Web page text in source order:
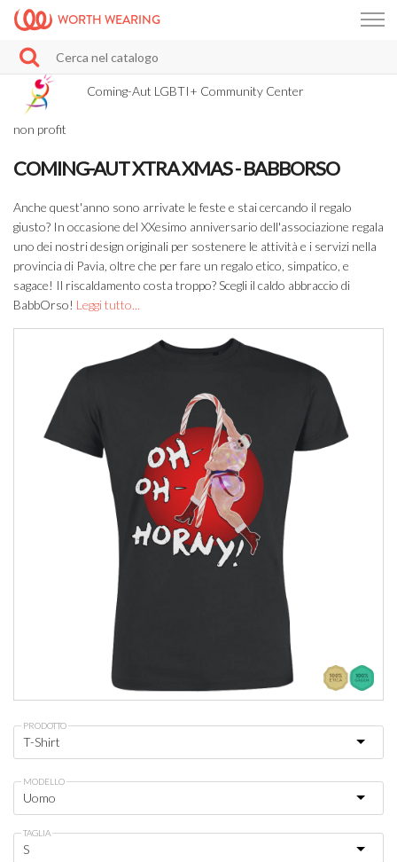
WORTH WEARING
Coming-Aut LGBTI+ Community Center
non profit
COMING-AUT XTRA XMAS - BABBORSO
Anche quest'anno sono arrivate le feste e stai cercando il regalo
giusto? In occasione del XXesimo anniversario dell'associazione regala
uno dei nostri design originali per sostenere le attività e i servizi nella
provincia di Pavia, oltre che per fare un regalo etico, simpatico, e
sagace! Il riscaldamento costa troppo? Scegli il caldo abbraccio di
BabbOrso! Leggi tutto...
PRODOTTO
MODELLO
TAGLIA